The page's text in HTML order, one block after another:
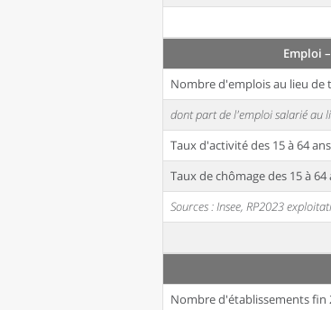
Emploi
Nombre d'emplois au lieu de
dont part de l'emploi salarié au
Taux d'activité des 15 à 64
Taux de chômage des 15 à 64
Sources : Insee, RP2023
Nombre d'établissements fin